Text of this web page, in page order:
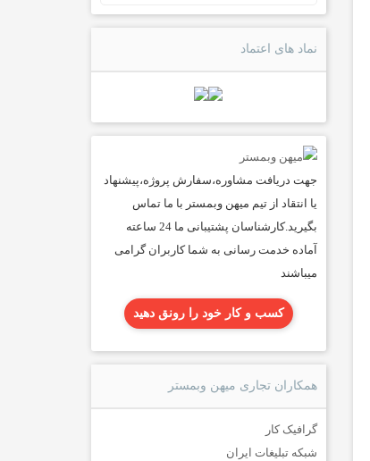
نماد های اعتماد
جهت دریافت مشاوره،سفارش پروژه،پیشنهاد
یا انتقاد از تیم میهن وبمستر با ما تماس
بگیرید.کارشناسان پشتیبانی ما 24 ساعته
آماده خدمت رسانی به شما کاربران گرامی
میباشند
کسب و کار خود را رونق دهید
همکاران تجاری میهن وبمستر
گرافیک کار
شبکه تبلیغات ایران